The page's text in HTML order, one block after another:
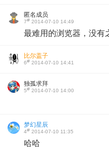
匿名成员
7# 2014-07-10 14:49
最难用的浏览器，没有
比尔盖子
6# 2014-07-10 14:41
独孤求拜
5# 2014-07-10 14:00
梦幻星辰
4# 2014-07-10 11:35
哈哈